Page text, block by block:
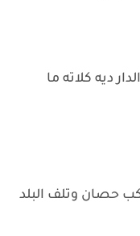
ديه كلاته ما
حصان وتلف البلد